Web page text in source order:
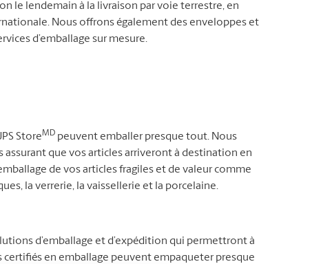
le lendemain à la livraison par voie terrestre, en
Nous offrons également des enveloppes et
d’emballage sur mesure.
StoreMD peuvent emballer presque tout. Nous
que vos articles arriveront à destination en
de vos articles fragiles et de valeur comme
la verrerie, la vaissellerie et la porcelaine.
d’emballage et d’expédition qui permettront à
en emballage peuvent empaqueter presque